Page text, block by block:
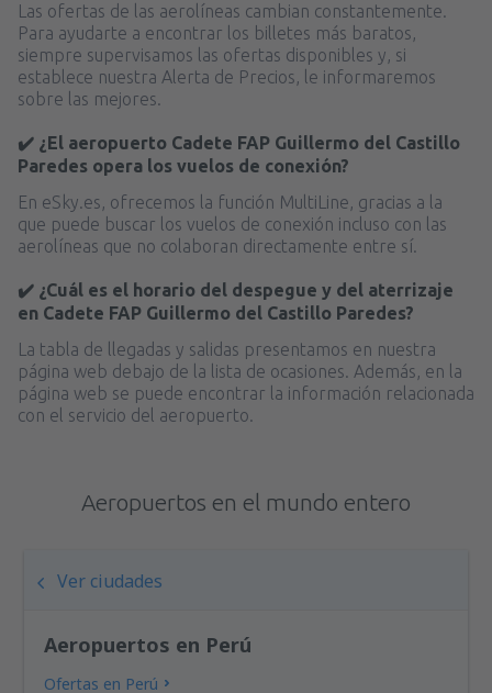
Las ofertas de las aerolíneas cambian constantemente.
Para ayudarte a encontrar los billetes más baratos,
siempre supervisamos las ofertas disponibles y, si
establece nuestra Alerta de Precios, le informaremos
sobre las mejores.
✔️ ¿El aeropuerto Cadete FAP Guillermo del Castillo
Paredes opera los vuelos de conexión?
En eSky.es, ofrecemos la función MultiLine, gracias a la
que puede buscar los vuelos de conexión incluso con las
aerolíneas que no colaboran directamente entre sí.
✔️ ¿Cuál es el horario del despegue y del aterrizaje
en Cadete FAP Guillermo del Castillo Paredes?
La tabla de llegadas y salidas presentamos en nuestra
página web debajo de la lista de ocasiones. Además, en la
página web se puede encontrar la información relacionada
con el servicio del aeropuerto.
Aeropuertos en el mundo entero
Ver ciudades
Aeropuertos en Perú
Ofertas en Perú